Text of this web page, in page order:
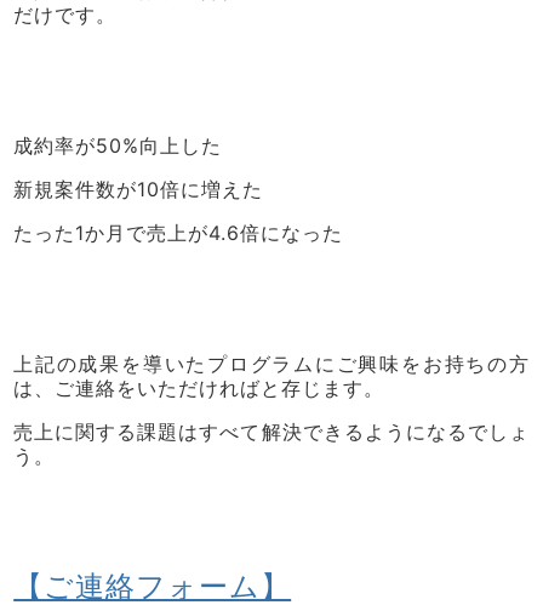
だけです。
成約率が50%向上した
新規案件数が10倍に増えた
たった1か月で売上が4.6倍になった
上記の成果を導いたプログラムにご興味をお持ちの方
は、ご連絡をいただければと存じます。
売上に関する課題はすべて解決できるようになるでしょ
う。
【ご連絡フォーム】